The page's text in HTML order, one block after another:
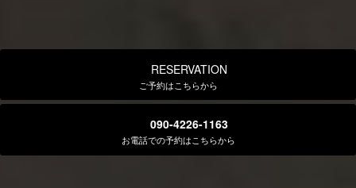
RESERVATION
ご予約はこちらから
090-4226-1163
お電話での予約はこちらから